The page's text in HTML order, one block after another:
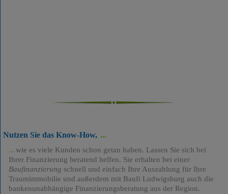
Nutzen Sie das Know-How,
wie es viele Kunden schon getan haben. Lassen Sie sich bei
Ihrer Finanzierung beratend helfen. Sie erhalten bei einer
Baufinanzierung schnell und einfach Ihre Auszahlung für Ihre
Traumimmobilie und außerdem mit Baufi Ludwigsburg auch die
bankenunabhängige Finanzierungsberatung aus der Region.